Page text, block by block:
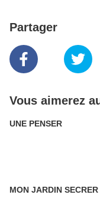
Partager
Vous aimerez
UNE PENSER
MON JARDIN SECRER